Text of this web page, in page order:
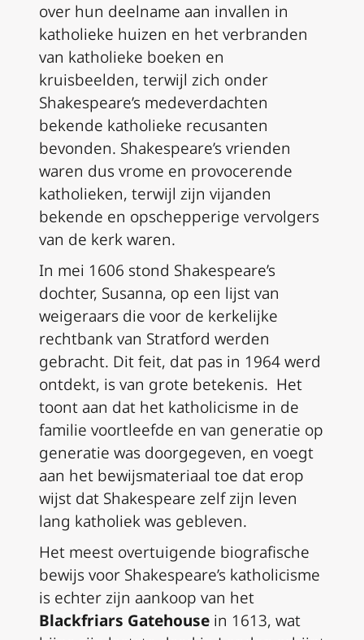
over hun deelname aan invallen in
katholieke huizen en het verbranden
van katholieke boeken en
kruisbeelden, terwijl zich onder
Shakespeare’s medeverdachten
bekende katholieke recusanten
bevonden. Shakespeare’s vrienden
waren dus vrome en provocerende
katholieken, terwijl zijn vijanden
bekende en opschepperige vervolgers
van de kerk waren.
In mei 1606 stond Shakespeare’s
dochter, Susanna, op een lijst van
weigeraars die voor de kerkelijke
rechtbank van Stratford werden
gebracht. Dit feit, dat pas in 1964 werd
ontdekt, is van grote betekenis. Het
toont aan dat het katholicisme in de
familie voortleefde en van generatie op
generatie was doorgegeven, en voegt
aan het bewijsmateriaal toe dat erop
wijst dat Shakespeare zelf zijn leven
lang katholiek was gebleven.
Het meest overtuigende biografische
bewijs voor Shakespeare’s katholicisme
is echter zijn aankoop van het
Blackfriars Gatehouse in 1613, wat